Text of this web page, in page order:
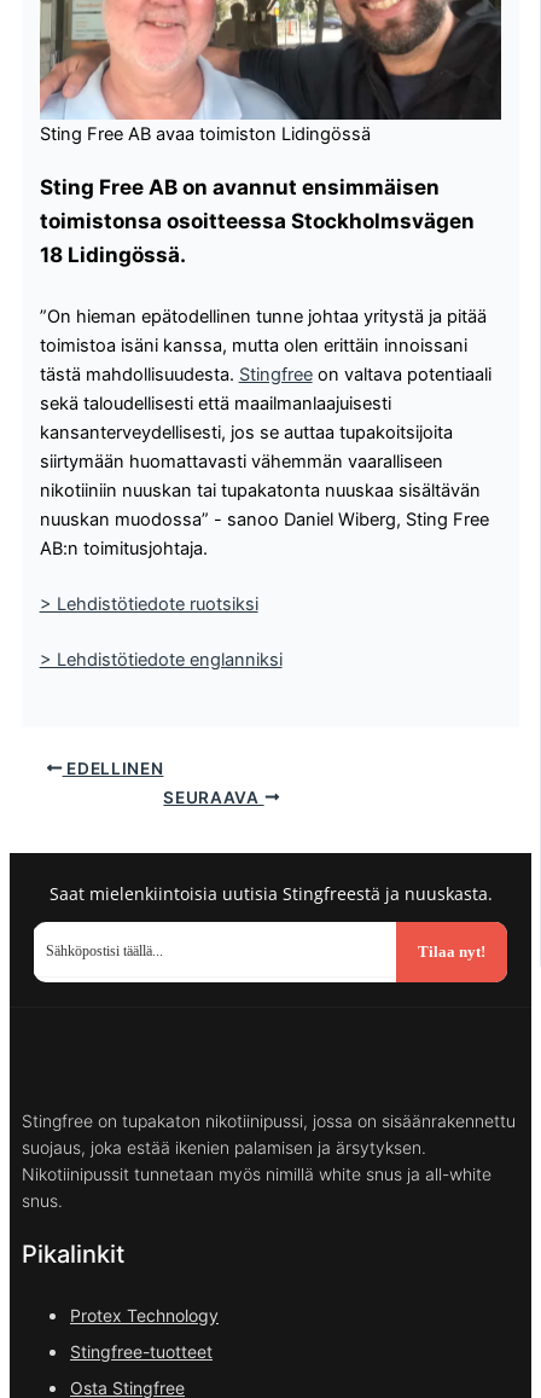
Sting Free AB avaa toimiston Lidingössä
Sting Free AB on avannut ensimmäisen
toimistonsa osoitteessa Stockholmsvägen
18 Lidingössä.
”On hieman epätodellinen tunne johtaa yritystä ja pitää
toimistoa isäni kanssa, mutta olen erittäin innoissani
tästä mahdollisuudesta. Stingfreeon valtava potentiaali
sekä taloudellisesti että maailmanlaajuisesti
kansanterveydellisesti, jos se auttaa tupakoitsijoita
siirtymään huomattavasti vähemmän vaaralliseen
nikotiiniin nuuskan tai tupakatonta nuuskaa sisältävän
nuuskan muodossa” - sanoo Daniel Wiberg, Sting Free
AB:n toimitusjohtaja.
> Lehdistötiedote ruotsiksi
> Lehdistötiedote englanniksi
EDELLINEN
SEURAAVA
Saat mielenkiintoisia uutisia Stingfreestä ja nuuskasta.
Tilaa nyt!
Stingfree on tupakaton nikotiinipussi, jossa on sisäänrakennettu
suojaus, joka estää ikenien palamisen ja ärsytyksen.
Nikotiinipussit tunnetaan myös nimillä white snus ja all-white
snus.
Pikalinkit
Protex Technology
Stingfree-tuotteet
Osta Stingfree